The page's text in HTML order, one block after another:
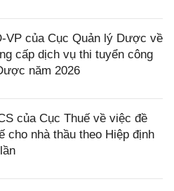
VP của Cục Quản lý Dược về
cấp dịch vụ thi tuyển công
năm 2026
của Cục Thuế về việc đề
cho nhà thầu theo Hiệp định